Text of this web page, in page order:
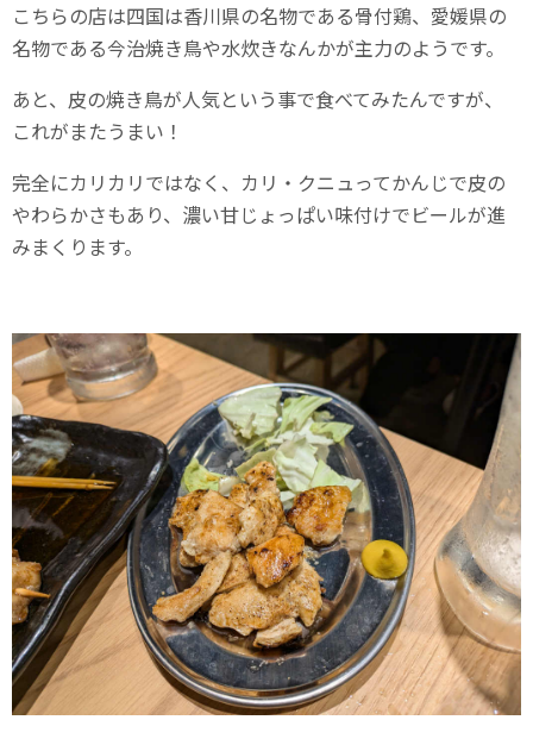
こちらの店は四国は香川県の名物である骨付鶏、愛媛県の
名物である今治焼き鳥や水炊きなんかが主力のようです。
あと、皮の焼き鳥が人気という事で食べてみたんですが、
これがまたうまい！
完全にカリカリではなく、カリ・クニュってかんじで皮の
やわらかさもあり、濃い甘じょっぱい味付けでビールが進
みまくります。